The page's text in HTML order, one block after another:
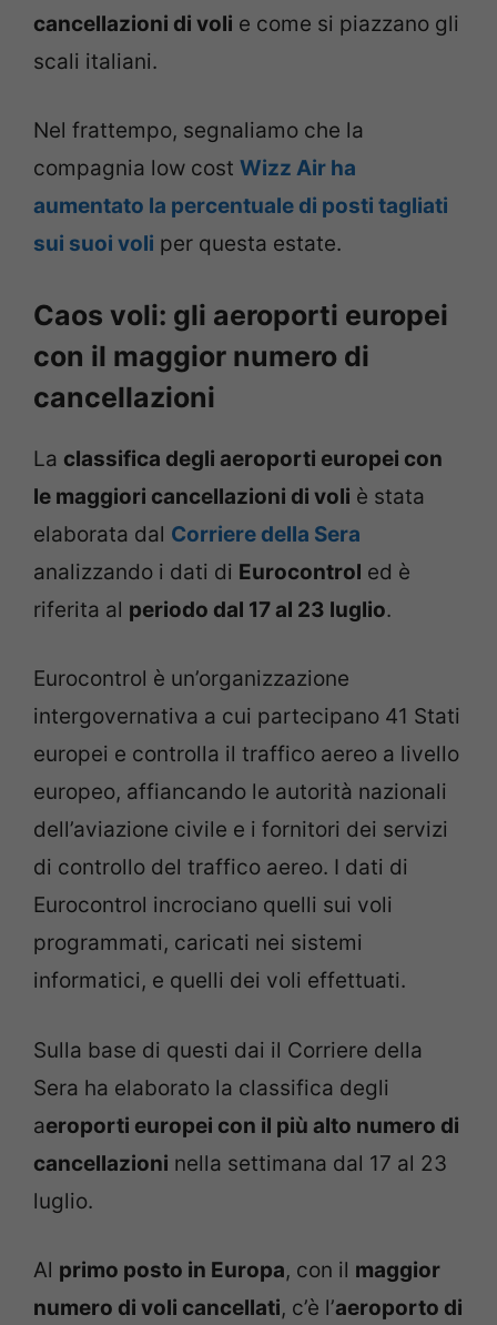
cancellazioni di voli e come si piazzano gli
scali italiani.
Nel frattempo, segnaliamo che la
compagnia low cost Wizz Air ha
aumentato la percentuale di posti tagliati
sui suoi voli per questa estate.
Caos voli: gli aeroporti europei
con il maggior numero di
cancellazioni
La classifica degli aeroporti europei con
le maggiori cancellazioni di voli è stata
elaborata dal Corriere della Sera
analizzando i dati di Eurocontrol ed è
riferita al periodo dal 17 al 23 luglio.
Eurocontrol è un’organizzazione
intergovernativa a cui partecipano 41 Stati
europei e controlla il traffico aereo a livello
europeo, affiancando le autorità nazionali
dell’aviazione civile e i fornitori dei servizi
di controllo del traffico aereo. I dati di
Eurocontrol incrociano quelli sui voli
programmati, caricati nei sistemi
informatici, e quelli dei voli effettuati.
Sulla base di questi dai il Corriere della
Sera ha elaborato la classifica degli
aeroporti europei con il più alto numero di
cancellazioni nella settimana dal 17 al 23
luglio.
Al primo posto in Europa, con il maggior
numero di voli cancellati, c’è l’aeroporto di